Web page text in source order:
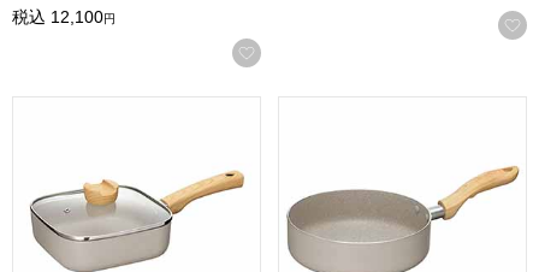
税込 12,100円
お気に入りに登録する